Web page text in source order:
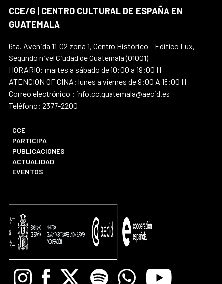
CCE/G | CENTRO CULTURAL DE ESPAÑA EN
GUATEMALA
6ta. Avenida 11-02 zona 1, Centro Histórico – Edifico Lux,
Segundo nivel Ciudad de Guatemala (01001)
HORARIO: martes a sábado de 10:00 a 19:00 H
ATENCIÓN OFICINA: lunes a viernes de 9:00 A 18:00 H
Correo electrónico : info.cc.guatemala@aecid.es
Teléfono: 2377-2200
CCE
PARTICIPA
PUBLICACIONES
ACTUALIDAD
EVENTOS
InstagramFacebook
X Spotify WhatsappYoutube